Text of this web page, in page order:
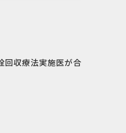
回収療法実施医が合